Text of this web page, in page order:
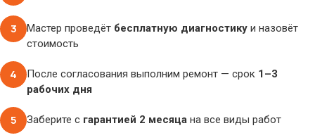
3 Мастер проведёт бесплатную диагностику и назовёт
стоимость
4 После согласования выполним ремонт — срок 1–3
рабочих дня
5 Заберите с гарантией 2 месяца на все виды работ